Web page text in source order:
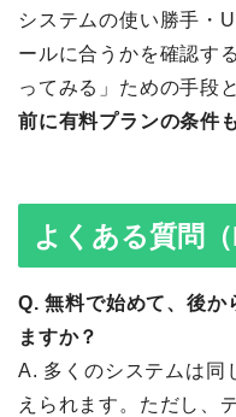
システムの使い勝手・
ールに合うかを確認す
ってみる」ための手段
前に有料プランの条件
よくある質問（
Q. 無料で始めて、後か
ますか？
A. 多くのシステムは同
えられます。ただし、